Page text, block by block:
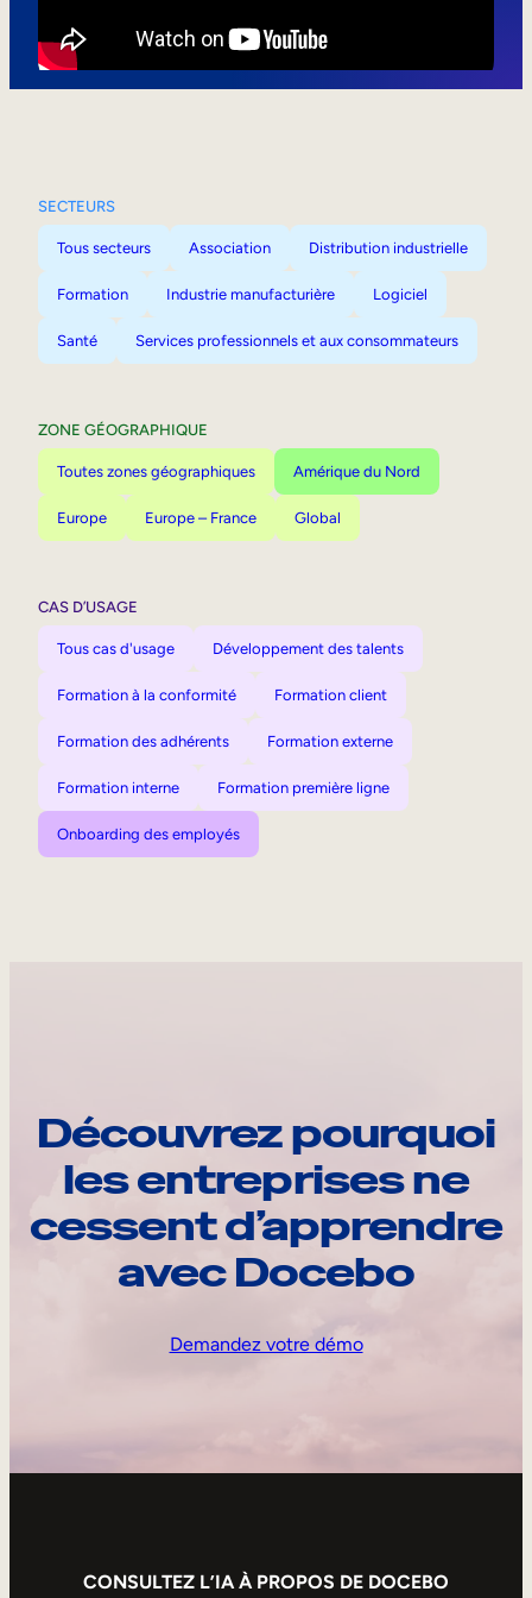
SECTEURS
Tous secteurs Association Distribution industrielle
Formation Industrie manufacturière Logiciel
Santé Services professionnels et aux consommateurs
ZONE GÉOGRAPHIQUE
Toutes zones géographiques Amérique du Nord
Europe Europe – France Global
CAS D’USAGE
Tous cas d'usage Développement des talents
Formation à la conformité Formation client
Formation des adhérents Formation externe
Formation interne Formation première ligne
Onboarding des employés
Découvrez pourquoi
les entreprises ne
cessent d’apprendre
avec Docebo
Demandez votre démo
CONSULTEZ L’IA À PROPOS DE DOCEBO